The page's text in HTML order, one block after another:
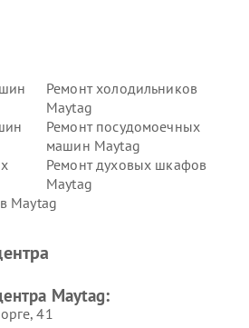
Ремонт холодильников
Maytag
Ремонт посудомоечных
машин Maytag
Ремонт духовых шкафов
Maytag
Maytag
Maytag:
41